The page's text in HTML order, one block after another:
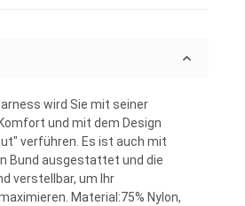
wird Sie mit seiner
und mit dem Design
verführen. Es ist auch mit
Bund ausgestattet und die
verstellbar, um Ihr
Material:75% Nylon,